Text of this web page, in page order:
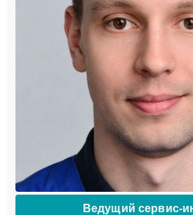
Ведущий сервис-